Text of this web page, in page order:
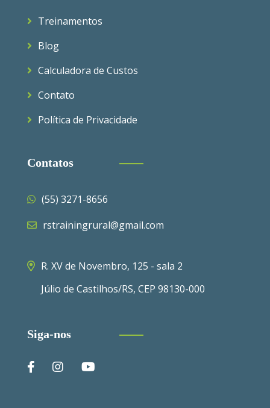
Treinamentos
Blog
Calculadora de Custos
Contato
Política de Privacidade
Contatos
(55) 3271-8656
rstrainingrural@gmail.com
R. XV de Novembro, 125 - sala 2
Júlio de Castilhos/RS, CEP 98130-000
Siga-nos